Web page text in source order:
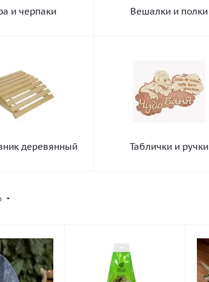
и черпаки Вешалки и полки
деревянный Таблички и ручки